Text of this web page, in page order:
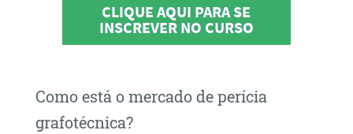
CLIQUE AQUI PARA SE
INSCREVER NO CURSO
Como está o mercado de perícia
grafotécnica?